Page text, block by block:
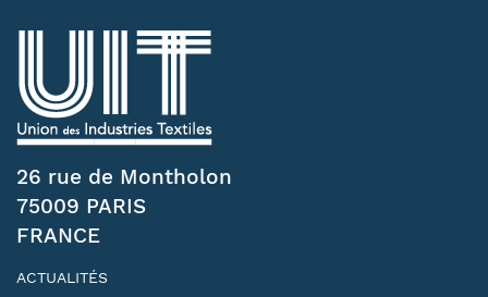
26 rue de Montholon
75009 PARIS
FRANCE
ACTUALITÉS